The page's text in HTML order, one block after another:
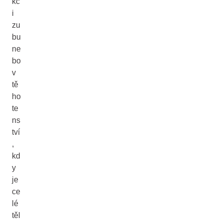
i
zu
bu
ne
bo
v
tě
ho
te
ns
tví
,
kd
y
je
ce
lé
těl